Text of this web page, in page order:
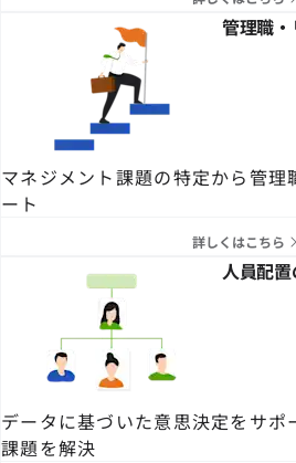
管理職
マネジメント課題の特定から管理
ート
詳しくはこちら
人員配
データに基づいた意思決定をサポ
課題を解決